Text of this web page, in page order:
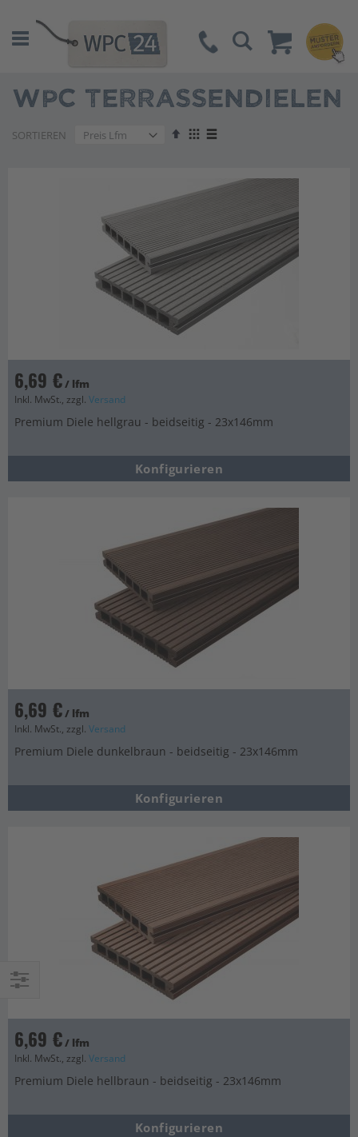
Suche
WPC TERRASSENDIELEN
SORTIEREN
AbsteigendAnzeigen
6,69 €/ lfm
Inkl. MwSt., zzgl. Versand
Premium Diele hellgrau - beidseitig - 23x146mm
Konfigurieren
6,69 €/ lfm
Inkl. MwSt., zzgl. Versand
Premium Diele dunkelbraun - beidseitig - 23x146mm
Konfigurieren
6,69 €/ lfm
Inkl. MwSt., zzgl. Versand
Premium Diele hellbraun - beidseitig - 23x146mm
Konfigurieren